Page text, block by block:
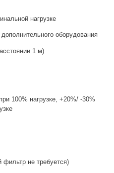
нагрузке
оборудования
1 м)
100% нагрузке, +20%/ -30%
фильтр не требуется)